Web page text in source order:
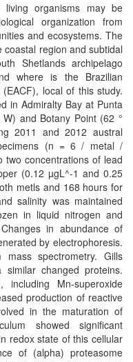
organisms may be
organization from
and ecosystems. The
coastal region and subtidal
Shetlands archipelago
where is the Brazilian
local of this study.
in Admiralty Bay at Punta
and Botany Point (62 °
2011 and 2012 austral
(n = 6 / metal /
two concentrations of lead
(0.12 µgL^-1 and 0.25
metls and 168 hours for
salinity was maintained
in liquid nitrogen and
in abundance of
by electrophoresis.
spectrometry. Gills
changed proteins.
including Mn-superoxide
production of reactive
in the maturation of
showed significant
redox state of this cellular
of (alpha) proteasome